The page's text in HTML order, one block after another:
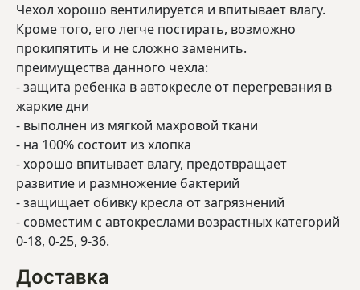
Чехол хорошо вентилируется и впитывает влагу.
Кроме того, его легче постирать, возможно
прокипятить и не сложно заменить.
преимущества данного чехла:
- защита ребенка в автокресле от перегревания в
жаркие дни
- выполнен из мягкой махровой ткани
- на 100% состоит из хлопка
- хорошо впитывает влагу, предотвращает
развитие и размножение бактерий
- защищает обивку кресла от загрязнений
- совместим с автокреслами возрастных категорий
0-18, 0-25, 9-36.
Доставка